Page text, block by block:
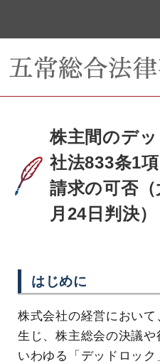
株主間のデ
社法833条1
請求の可否
月24日判決）
はじめに
株式会社の経営におい
生じ、株主総会の決議や
いわゆる「デッドロッ